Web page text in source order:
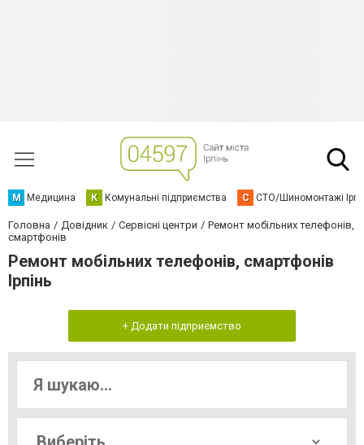
М Медицина К Комунальні підприємства С СТО/Шиномонтажі
Головна Довідник Сервісні центри
Ремонт мобільних телефонів,
смартфонів
Ремонт мобільних телефонів, смартфонів
Ірпінь
+ Додати підприємство